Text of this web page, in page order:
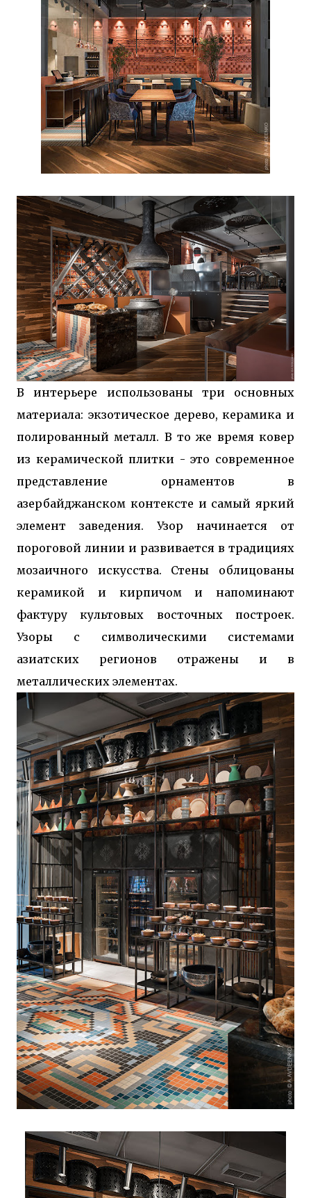
В интерьере использованы три основных
материала: экзотическое дерево, керамика и
полированный металл. В то же время ковер
из керамической плитки - это современное
представление орнаментов в
азербайджанском контексте и самый яркий
элемент заведения. Узор начинается от
пороговой линии и развивается в традициях
мозаичного искусства. Стены облицованы
керамикой и кирпичом и напоминают
фактуру культовых восточных построек.
Узоры с символическими системами
азиатских регионов отражены и в
металлических элементах.